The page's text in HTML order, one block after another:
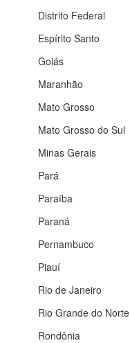
Distrito Federal
Espírito Santo
Goiás
Maranhão
Mato Grosso
Mato Grosso do Sul
Minas Gerais
Pará
Paraíba
Paraná
Pernambuco
Piauí
Rio de Janeiro
Rio Grande do Norte
Rondônia